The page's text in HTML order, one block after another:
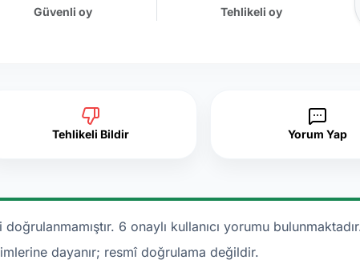
Güvenli oy Tehlikeli oy
Tehlikeli Bildir Yorum Yap
doğrulanmamıştır. 6 onaylı kullanıcı yorumu
dayanır; resmî doğrulama değildir.